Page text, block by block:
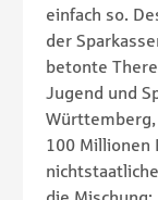
einfach so.
der
betonte
Jugend und
100 Millionen